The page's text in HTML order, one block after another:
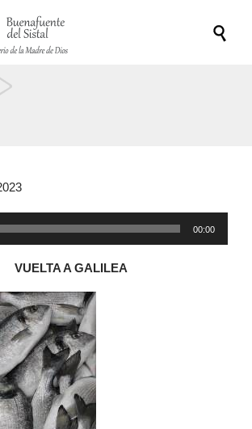


00:00
VUELTA A GALILEA